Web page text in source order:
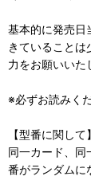
基本的に発売日
きていること
力をお願いいた
※必ずお読み
【型番に関して】
同一カード、同
番がランダムに